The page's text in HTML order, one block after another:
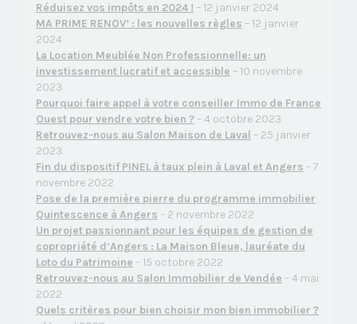
Réduisez vos impôts en 2024 ! – 12 janvier 2024
MA PRIME RENOV’ : les nouvelles règles – 12 janvier
2024
La Location Meublée Non Professionnelle: un
investissement lucratif et accessible – 10 novembre
2023
Pourquoi faire appel à votre conseiller Immo de France
Ouest pour vendre votre bien ? – 4 octobre 2023
Retrouvez-nous au Salon Maison de Laval – 25 janvier
2023
Fin du dispositif PINEL à taux plein à Laval et Angers – 7
novembre 2022
Pose de la première pierre du programme immobilier
Quintescence à Angers – 2 novembre 2022
Un projet passionnant pour les équipes de gestion de
copropriété d’Angers : La Maison Bleue, lauréate du
Loto du Patrimoine – 15 octobre 2022
Retrouvez-nous au Salon Immobilier de Vendée – 4 mai
2022
Quels critères pour bien choisir mon bien immobilier ?